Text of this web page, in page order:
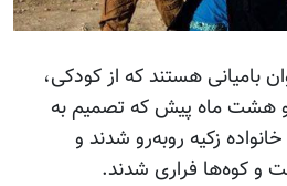
بامیانی هستند که از کودکی،
و هشت ماه پیش که تصمیم به
زکیه روبه‌رو شدند و
و کوه‌ها فراری شدند.